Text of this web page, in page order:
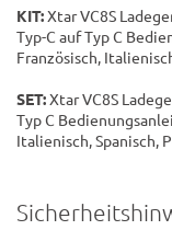
KIT:Xtar VC8S
Typ-C auf Typ C
Französisch,
SET:Xtar VC8S
Typ C
Italienisch, Spanisch,